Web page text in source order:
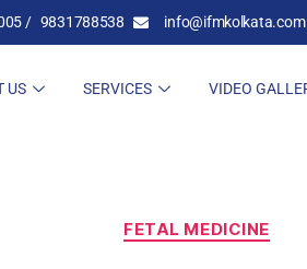
/ 9831788538 info@ifmkolkata.com
US SERVICES VIDEO
FETAL MEDICINE